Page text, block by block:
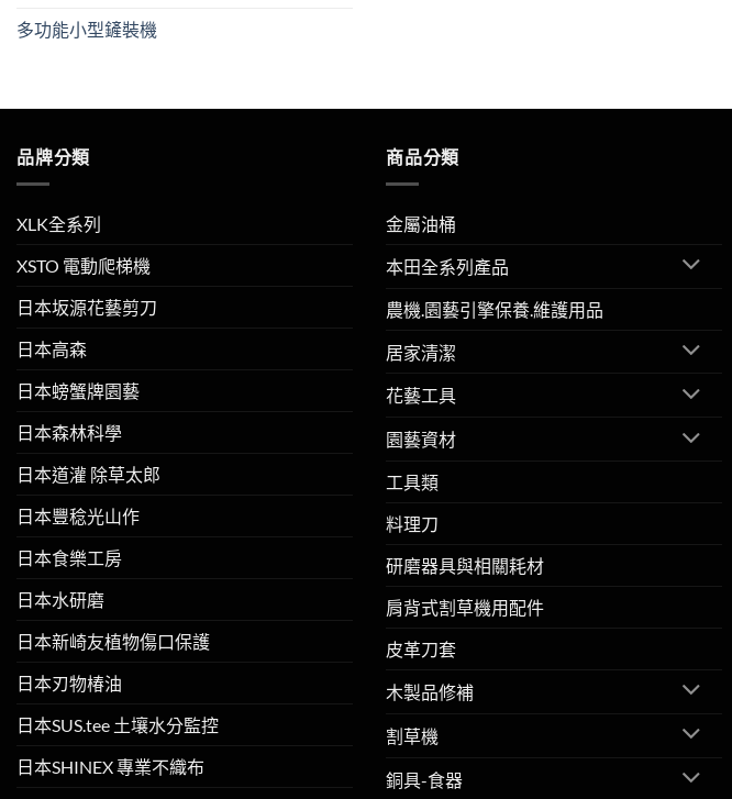
多功能小型鏟裝機
品牌分類
XLK全系列
XSTO 電動爬梯機
日本坂源花藝剪刀
日本高森
日本螃蟹牌園藝
日本森林科學
日本道灌 除草太郎
日本豐稔光山作
日本食樂工房
日本水研磨
日本新崎友植物傷口保護
日本刃物椿油
日本SUS.tee 土壤水分監控
日本SHINEX 專業不織布
商品分類
金屬油桶
本田全系列產品
農機.園藝引擎保養.維護用品
居家清潔
花藝工具
園藝資材
工具類
料理刀
研磨器具與相關耗材
肩背式割草機用配件
皮革刀套
木製品修補
割草機
銅具-食器